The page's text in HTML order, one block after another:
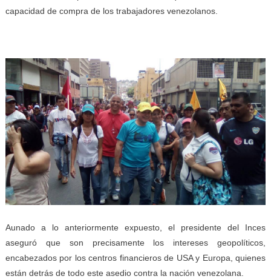
capacidad de compra de los trabajadores venezolanos.
Aunado a lo anteriormente expuesto, el presidente del Inces
aseguró que son precisamente los intereses geopolíticos,
encabezados por los centros financieros de USA y Europa, quienes
están detrás de todo este asedio contra la nación venezolana.